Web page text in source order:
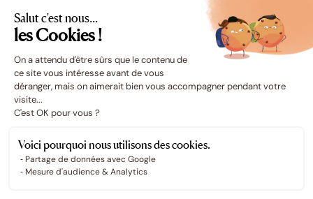
Ressources
Success stories
Nous rejoindre
Écosystème
RAISE
Schoolab
Salut c'est nous...
les Cookies !
On a attendu d'être sûrs que le contenu de
ce site vous intéresse avant de vous
déranger, mais on aimerait bien vous accompagner pendant votre
visite...
C'est OK pour vous ?
Voici pourquoi nous utilisons des cookies.
Partage de données avec Google
Mesure d'audience & Analytics